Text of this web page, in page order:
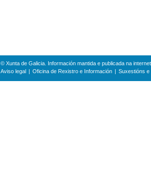
© Xunta de Galicia. Información mantida e publicada na
Aviso legal
Oficina de Rexistro e Información Suxestións e